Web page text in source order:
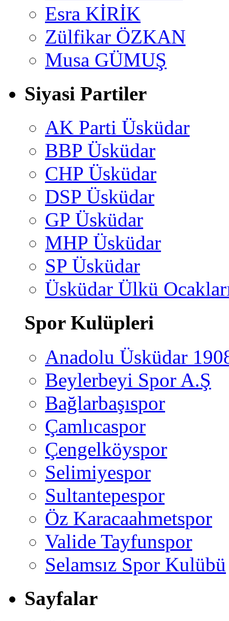
Esra KİRİK
Zülfikar ÖZKAN
Musa GÜMUŞ
Siyasi Partiler
AK Parti Üsküdar
BBP Üsküdar
CHP Üsküdar
DSP Üsküdar
GP Üsküdar
MHP Üsküdar
SP Üsküdar
Üsküdar Ülkü
Spor Kulüpleri
Anadolu Üsküdar
Beylerbeyi Spor A.Ş
Bağlarbaşıspor
Çamlıcaspor
Çengelköyspor
Selimiyespor
Sultantepespor
Öz Karacaahmetspor
Valide Tayfunspor
Selamsız Spor Kulübü
Sayfalar